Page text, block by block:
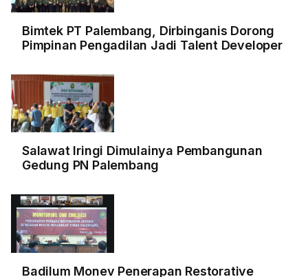
Bimtek PT Palembang, Dirbinganis Dorong
Pimpinan Pengadilan Jadi Talent Developer
Salawat Iringi Dimulainya Pembangunan
Gedung PN Palembang
Badilum Monev Penerapan Restorative